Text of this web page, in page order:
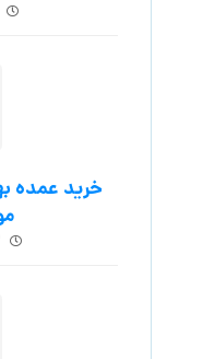
خرید عمده